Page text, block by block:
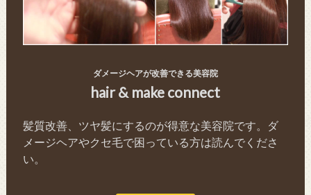
ダメージヘアが改善できる美容院
hair & make connect
髪質改善、ツヤ髪にするのが得意な美容院です。ダ
メージヘアやクセ毛で困っている方は読んでくださ
い。